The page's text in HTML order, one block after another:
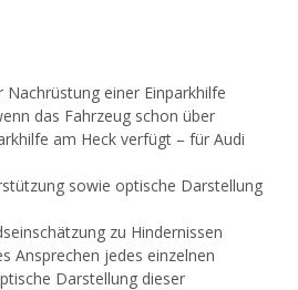
einer Einparkhilfe
das Fahrzeug schon über
am Heck verfügt – für Audi
sowie optische Darstellung
zu Hindernissen
Ansprechen jedes einzelnen
Darstellung dieser